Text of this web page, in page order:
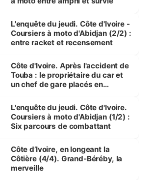
L'enquête du jeudi. Côte d'Ivoire -
Coursiers à moto d'Abidjan (2/2) :
entre racket et recensement
Côte d'Ivoire. Après l'accident de
Touba : le propriétaire du car et
un chef de gare placés en
L'enquête du jeudi. Côte d'Ivoire.
Coursiers à moto d'Abidjan (1/2) :
Six parcours de combattant
Côte d’Ivoire, en longeant la
Côtière (4/4). Grand-Béréby, la
merveille